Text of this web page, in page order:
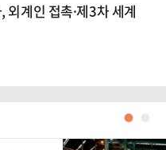
계인 접촉·제3차 세계
●